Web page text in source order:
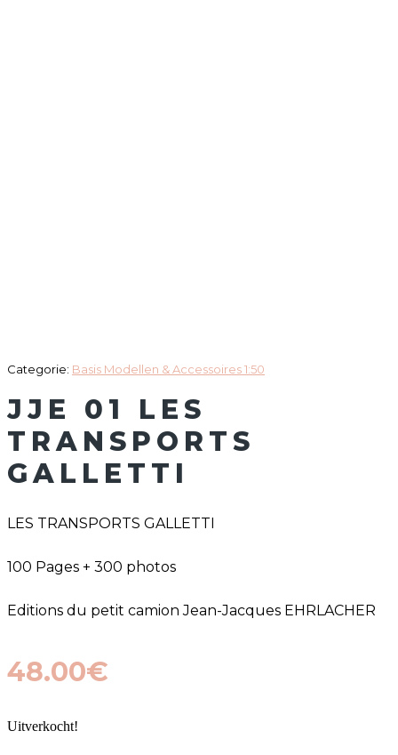
Categorie: Basis Modellen & Accessoires 1:50
JJE 01 LES
TRANSPORTS
GALLETTI
LES TRANSPORTS GALLETTI
100 Pages + 300 photos
Editions du petit camion Jean-Jacques EHRLACHER
48.00€
Uitverkocht!